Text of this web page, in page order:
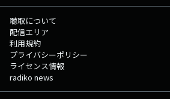
聴取について
配信エリア
利用規約
プライバシーポリシー
ライセンス情報
radiko news